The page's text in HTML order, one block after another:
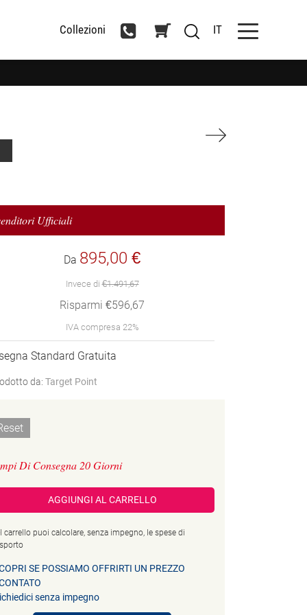
Collezioni IT
Ufficiali
Da 895,00 €
Invece di€1.491,67
Risparmi €596,67
IVA compresa 22%
Standard Gratuita
da:Target Point
Di Consegna 20 Giorni
AGGIUNGI AL CARRELLO
carrello puoi calcolare, senza impegno, le spese di
SE POSSIAMO OFFRIRTI UN PREZZO
senza impegno